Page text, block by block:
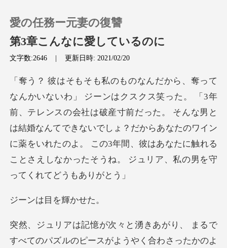
0
チャージ
閲覧履歴
ログアウトします
愛の任務ー元妻の復讐
第3章こんなに愛しているのに
文字数:2646 |更新日時: 2021/02/20
ンスの会社は破産寸前だった。 そんな男と
は結婚なんてできないでしょ？だからあなたのワイン
に薬をいれたのよ。
は目を
り、 まるで
すべてのパズルのピースが